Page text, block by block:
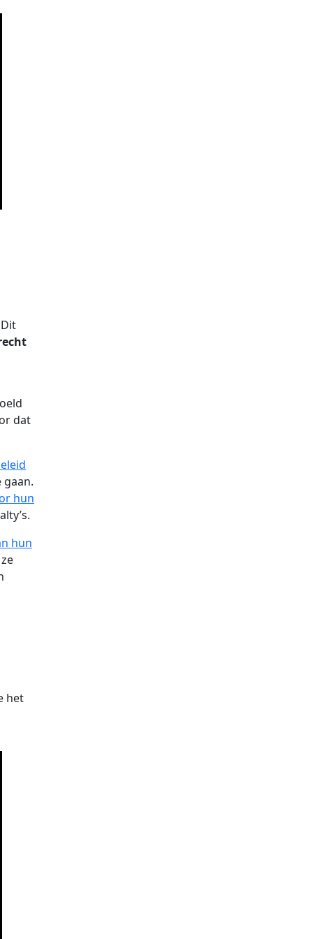
dat
gaan.
hun
hun
het